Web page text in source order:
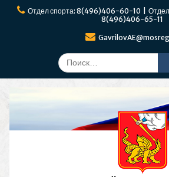
ПерейтиОтдел спорта: 8(496)406-60-10 | Отдел
8(496)406-65-11
Поиск
по: